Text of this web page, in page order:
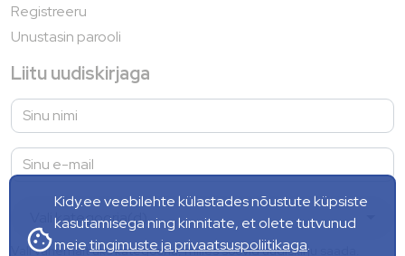
Registreeru
Unustasin parooli
Liitu uudiskirjaga
Vali kategooria(d)
Vali vähemalt üks kategooria, milles soovid uudiskirju saada.
cookie
Kidy.ee veebilehte külastades nõustute küpsiste
kasutamisega ning kinnitate, et olete tutvunud
meietingimuste ja privaatsuspoliitikaga.